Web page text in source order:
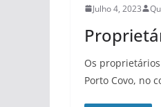
Julho 4, 2023
Os
Porto Covo, no